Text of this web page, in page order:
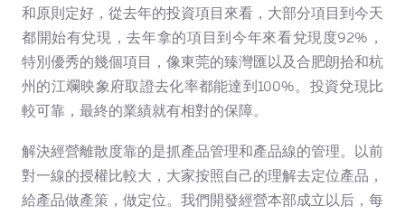
和原則定好，從去年的投資項目來看，大部分項目到今天
都開始有兌現，去年拿的項目到今年來看兌現度92%，
特別優秀的幾個項目，像東莞的臻灣匯以及合肥朗拾和杭
州的江斕映象府取證去化率都能達到100%。投資兌現比
較可靠，最終的業績就有相對的保障。
解決經營離散度靠的是抓產品管理和產品線的管理。以前
對一線的授權比較大，大家按照自己的理解去定位產品，
給產品做產策，做定位。我們開發經營本部成立以后，每